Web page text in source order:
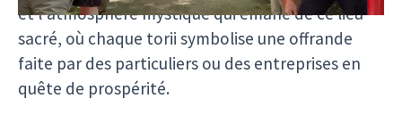
et l'atmosphère mystique qui émane de ce lieu
sacré, où chaque torii symbolise une offrande
faite par des particuliers ou des entreprises en
quête de prospérité.